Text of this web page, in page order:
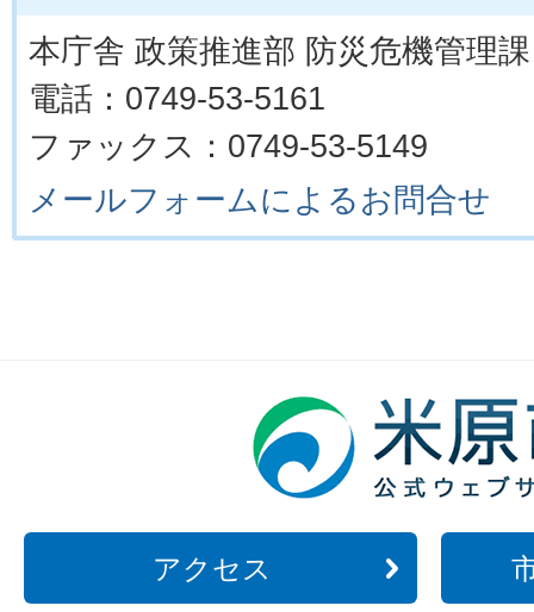
本庁舎 政策推進部 防災危機管理課
電話：0749-53-5161
ファックス：0749-53-5149
メールフォームによるお問合せ
アクセス